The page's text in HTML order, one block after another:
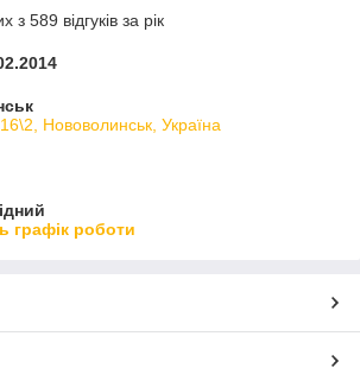
з 589 відгуків за рік
16\2, Нововолинськ, Україна
графік роботи